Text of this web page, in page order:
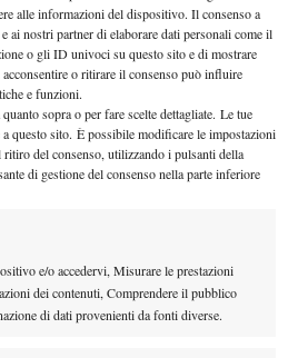
alle informazioni del dispositivo. Il consenso a
ai nostri partner di elaborare dati personali come il
o gli ID univoci su questo sito e di mostrare
o ritirare il consenso può influire
e funzioni.
sopra o per fare scelte dettagliate. Le tue
a questo sito. È possibile modificare le impostazioni
del consenso, utilizzando i pulsanti della
di gestione del consenso nella parte inferiore
e/o accedervi, Misurare le prestazioni
dei contenuti, Comprendere il pubblico
di dati provenienti da fonti diverse.
può sorridere, avendo
scorsa annata e scalando la
di una decina di posizioni. Con
numero 3 del mondo raggiunge per
, giàsemifinalista a
affronterà il sorprendente
rimonta nella gara contro Zizou